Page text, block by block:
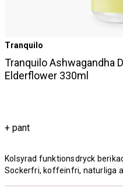
Tranquilo
Tranquilo Ashwagandha
Elderflower 330ml
+ pant
Kolsyrad funktionsdryck
Sockerfri, koffeinfri, naturliga